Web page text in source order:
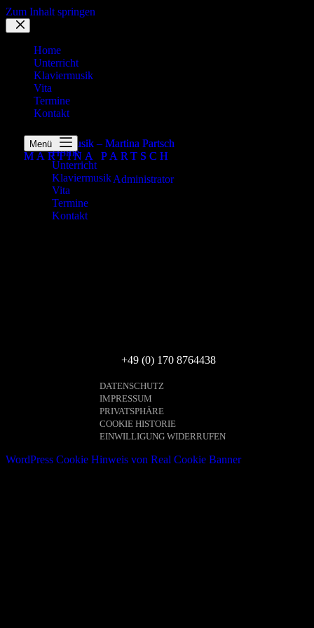
Zum Inhalt springen
Home
Unterricht
Klaviermusik
Vita
Termine
Kontakt
MARTINA PARTSCH
Home
Unterricht
Klaviermusik
Vita
Termine
Kontakt
MARTINA PARTSCH
Menü
Diplom-Musiklehrerin
Administrator
7. Oktober 2023
1996 Abschluss als „Staatlich geprüfte Musiklehrerin“ und als
+49 (0) 170 8764438
DATENSCHUTZ
IMPRESSUM
PRIVATSPHÄRE
COOKIE HISTORIE
EINWILLIGUNG WIDERRUFEN
WordPress Cookie Hinweis von Real Cookie Banner